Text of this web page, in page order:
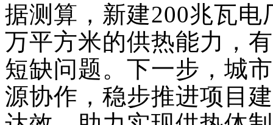
据测算，新建200兆瓦
万平方米的供热能力，
短缺问题。下一步，城
源协作，稳步推进项目